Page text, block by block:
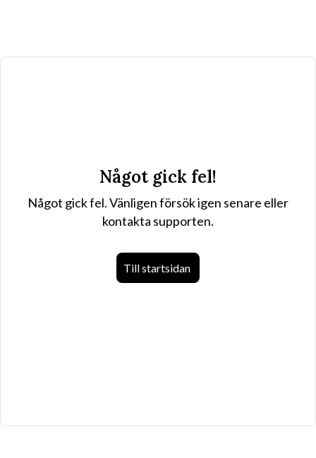
Något gick fel!
Något gick fel. Vänligen försök igen senare eller
kontakta supporten.
Till startsidan